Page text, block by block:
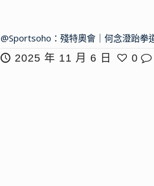
@Sportsoho：殘特奧會｜何念澄跆拳
2025 年 11 月 6 日
0